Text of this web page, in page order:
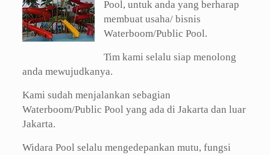
Pool, untuk anda yang berharap
membuat usaha/ bisnis
Waterboom/Public Pool.
Tim kami selalu siap menolong
anda mewujudkanya.
Kami sudah menjalankan sebagian
Waterboom/Public Pool yang ada di Jakarta dan luar
Jakarta.
Widara Pool selalu mengedepankan mutu, fungsi